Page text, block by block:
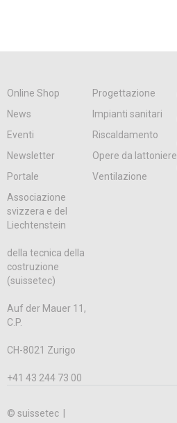
Online Shop
Progettazione
News
Impianti sanitari
Eventi
Riscaldamento
Newsletter
Opere da lattoniere
Portale
Ventilazione
Associazione
svizzera e del
Liechtenstein
della tecnica della
costruzione
(suissetec)
Auf der Mauer 11,
C.P.
CH-8021 Zurigo
+41 43 244 73 00
© suissetec |